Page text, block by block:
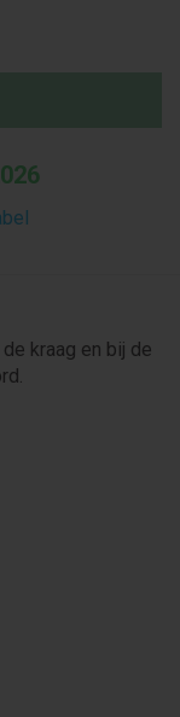
kraag en bij de